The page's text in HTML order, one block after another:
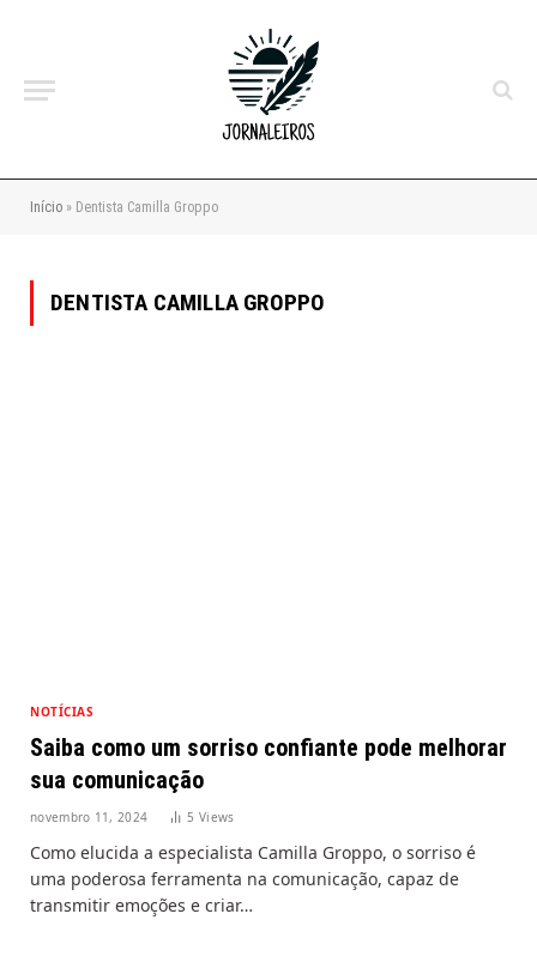
Início » Dentista Camilla Groppo
DENTISTA CAMILLA GROPPO
NOTÍCIAS
Saiba como um sorriso confiante pode melhorar
sua comunicação
novembro 11, 2024 5Views
Como elucida a especialista Camilla Groppo, o sorriso é
uma poderosa ferramenta na comunicação, capaz de
transmitir emoções e criar…